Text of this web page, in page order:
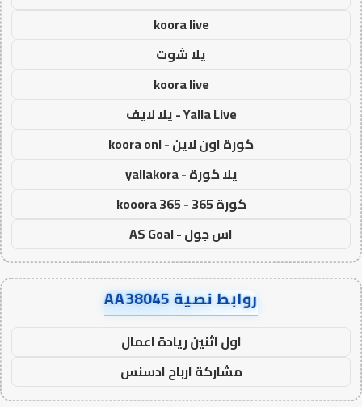
koora live
يلا شوت
koora live
Yalla Live - يلا لايف
كورة اون لاين - koora onl
يلا كورة - yallakora
كورة 365 - kooora 365
اس جول - AS Goal
روابط نصية AA38045
اول اثنين ريادة اعمال
مشاركة ارباح ادسنس